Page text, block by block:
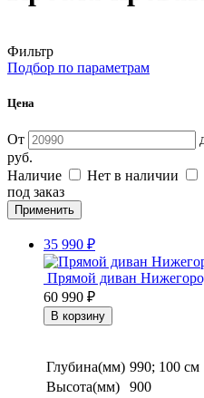
Фильтр
Подбор по параметрам
Цена
От
руб.
Наличие
Нет в наличии
под заказ
35 990 ₽
Прямой диван
60 990 ₽
Глубина(мм) 990; 100 см
Высота(мм)
900